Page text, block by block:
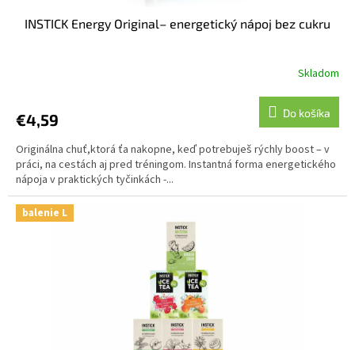
INSTICK Energy Original– energetický nápoj bez cukru
Skladom
€4,59 Do košíka
Originálna chuť,ktorá ťa nakopne, keď potrebuješ rýchly boost – v
práci, na cestách aj pred tréningom. Instantná forma energetického
nápoja v praktických tyčinkách -...
balenie L